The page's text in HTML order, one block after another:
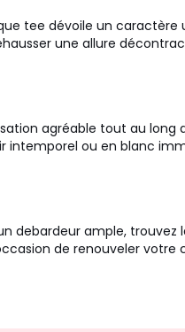
tee dévoile un caractère
une allure
agréable tout au long
intemporel ou en blanc
debardeur ample, trouvez
de renouveler votre